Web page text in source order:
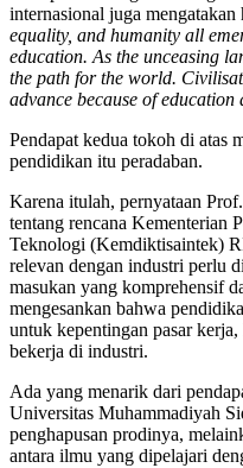
internasional juga mengatakan
equality, and humanity all
education. As the unceasing
the path for the world.
advance because of
Pendapat kedua tokoh di atas
pendidikan itu peradaban.
Karena itulah, pernyataan
tentang rencana Kementerian
Teknologi (Kemdiktisaintek)
relevan dengan industri perlu
masukan yang komprehensif
mengesankan bahwa
untuk kepentingan pasar
bekerja di industri.
Ada yang menarik dari
Universitas Muhammadiyah
penghapusan prodinya,
antara ilmu yang dipelajari